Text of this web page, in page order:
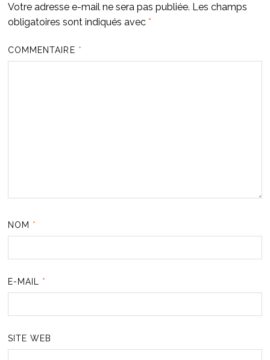
Votre adresse e-mail ne sera pas publiée. Les champs
obligatoires sont indiqués avec *
COMMENTAIRE *
NOM *
E-MAIL *
SITE WEB